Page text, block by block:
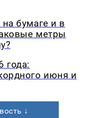
бумаге и в
метры
года:
июня и
↓